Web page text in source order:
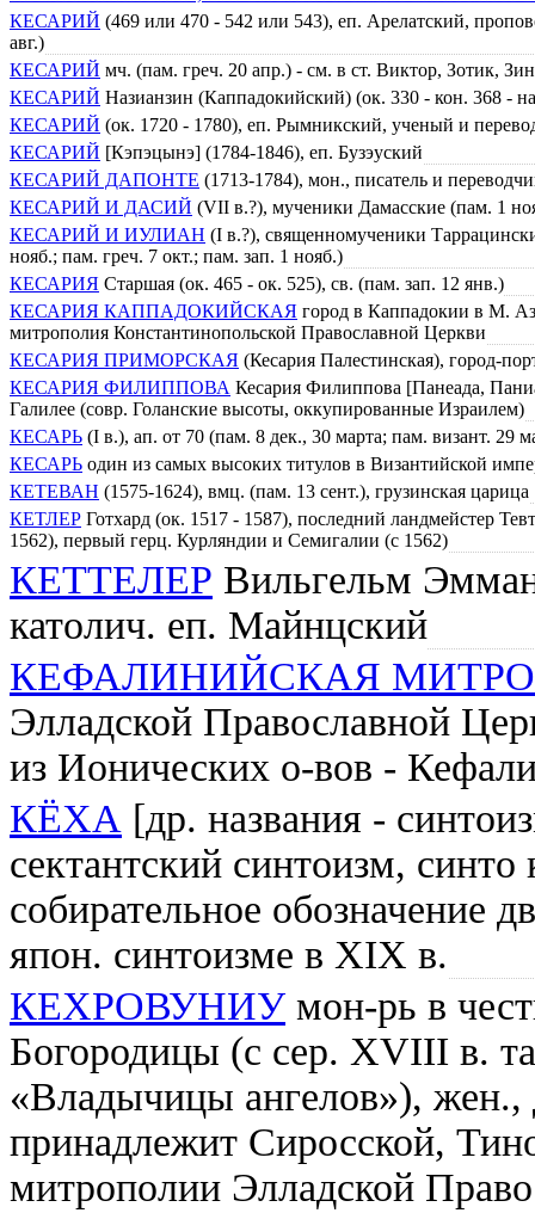
КЕСАРИЙ (469 или 470 - 542 или 543), еп. Арелатский,
авг.)
КЕСАРИЙ мч. (пам. греч. 20 апр.) - см. в ст. Виктор, Зотик,
КЕСАРИЙ Назианзин (Каппадокийский) (ок. 330 - кон. 368 -
КЕСАРИЙ (ок. 1720 - 1780), еп. Рымникский, ученый и
КЕСАРИЙ [Кэпэцынэ] (1784-1846), еп. Бузэуский
КЕСАРИЙ ДАПОНТЕ (1713-1784), мон., писатель и
КЕСАРИЙ И ДАСИЙ (VII в.?), мученики Дамасские (пам. 1
КЕСАРИЙ И ИУЛИАН (I в.?), священномученики
нояб.; пам. греч. 7 окт.; пам. зап. 1 нояб.)
КЕСАРИЯ Старшая (ок. 465 - ок. 525), св. (пам. зап. 12 янв.)
КЕСАРИЯ КАППАДОКИЙСКАЯ город в Каппадокии в М.
митрополия Константинопольской Православной Церкви
КЕСАРИЯ ПРИМОРСКАЯ (Кесария Палестинская), город-
КЕСАРИЯ ФИЛИППОВА Кесария Филиппова [Панеада,
Галилее (совр. Голанские высоты, оккупированные Израилем)
КЕСАРЬ (I в.), ап. от 70 (пам. 8 дек., 30 марта; пам. визант. 29
КЕСАРЬ один из самых высоких титулов в Византийской
КЕТЕВАН (1575-1624), вмц. (пам. 13 сент.), грузинская царица
КЕТЛЕР Готхард (ок. 1517 - 1587), последний ландмейстер
1562), первый герц. Курляндии и Семигалии (c 1562)
КЕТТЕЛЕР Вильгельм
католич. еп. Майнцский
КЕФАЛИНИЙСКАЯ
Элладской Православной
из Ионических о-вов -
КЁХА [др. названия -
сектантский синтоизм,
собирательное обозначение
япон. синтоизме в XIX в.
КЕХРОВУНИУ мон-рь в
Богородицы (с сер. XVIII в.
«Владычицы ангелов»),
принадлежит Сиросской,
митрополии Элладской